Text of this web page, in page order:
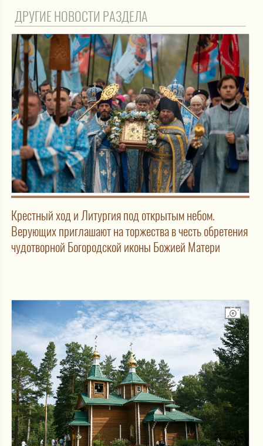
ДРУГИЕ НОВОСТИ РАЗДЕЛА
Крестный ход и Литургия под открытым небом.
Верующих приглашают на торжества в честь обретения
чудотворной Богородской иконы Божией Матери